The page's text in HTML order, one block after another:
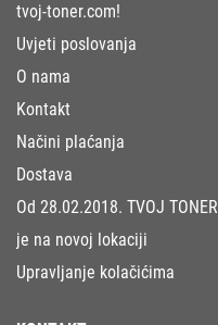
tvoj-toner.com!
Uvjeti poslovanja
O nama
Kontakt
Načini plaćanja
Dostava
Od 28.02.2018. TVOJ TONER
je na novoj lokaciji
Upravljanje kolačićima